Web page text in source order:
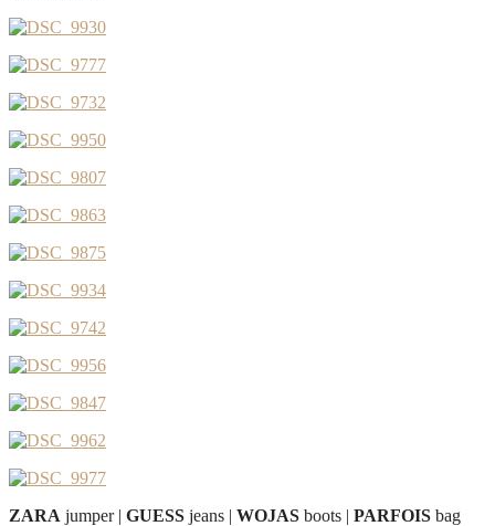
ZARA jumper | GUESS jeans | WOJAS boots | PARFOIS bag